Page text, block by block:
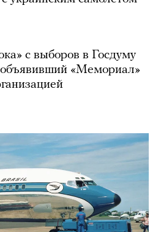
с выборов в Госдуму
объявивший «Мемориал»